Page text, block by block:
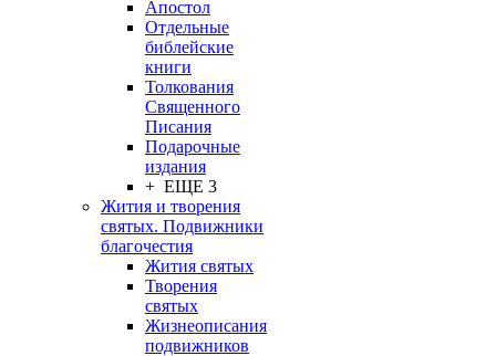
Апостол
Отдельные
библейские
книги
Толкования
Священного
Писания
Подарочные
издания
+ ЕЩЕ 3
Жития и творения
святых. Подвижники
благочестия
Жития святых
Творения
святых
Жизнеописания
подвижников